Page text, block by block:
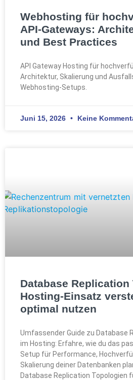
Webhosting für
API-Gateways:
und Best Practices
API Gateway Hosting für
Architektur, Skalierung und
Webhosting-Setups.
Juni 15, 2026 Keine
Database
Hosting-Einsatz
optimal nutzen
Umfassender Guide zu Database
im Hosting: Erfahre, wie du das
Setup für Performance,
Skalierung deiner Datenbanken
Database Replication Topologien